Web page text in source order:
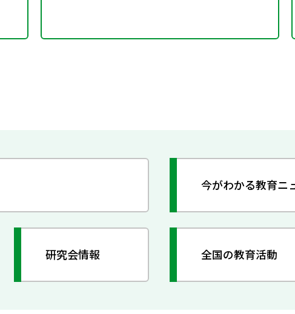
今がわかる教育ニ
研究会情報 全国の教育活動